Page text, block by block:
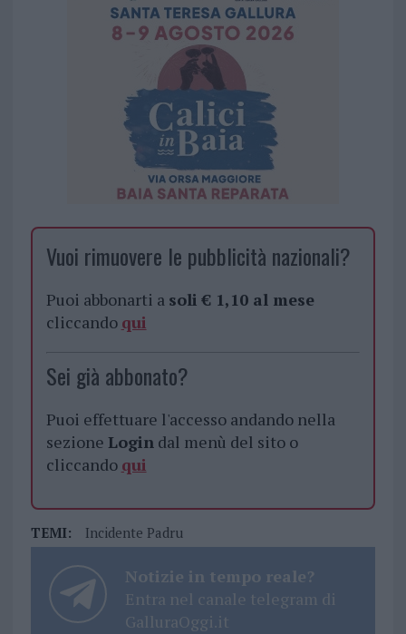
Vuoi rimuovere le pubblicità nazionali?
Puoi abbonarti a soli € 1,10 al mese
cliccando qui
Sei già abbonato?
Puoi effettuare l'accesso andando nella
sezione Logindal menù del sito o
cliccando qui
TEMI: Incidente Padru
Notizie in tempo reale?
Entra nel canale telegram di
GalluraOggi.it